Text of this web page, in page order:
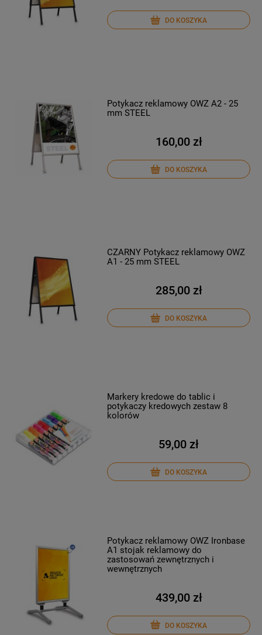
DO KOSZYKA
Potykacz reklamowy OWZ A2 - 25
mm STEEL
160,00 zł
DO KOSZYKA
CZARNY Potykacz reklamowy OWZ
A1 - 25 mm STEEL
285,00 zł
DO KOSZYKA
Markery kredowe do tablic i
potykaczy kredowych zestaw 8
kolorów
59,00 zł
DO KOSZYKA
Potykacz reklamowy OWZ Ironbase
A1 stojak reklamowy do
zastosowań zewnętrznych i
wewnętrznych
439,00 zł
DO KOSZYKA